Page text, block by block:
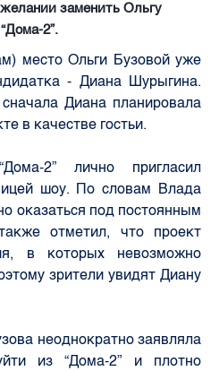
желании заменить Ольгу
2”.
место Ольги Бузовой уже
- Диана Шурыгина.
Диана планировала
в качестве гостьи.
2” лично пригласил
шоу. По словам Влада
оказаться под постоянным
отметил, что проект
в которых невозможно
зрители увидят Диану
неоднократно заявляла
из “Дома-2” и плотно